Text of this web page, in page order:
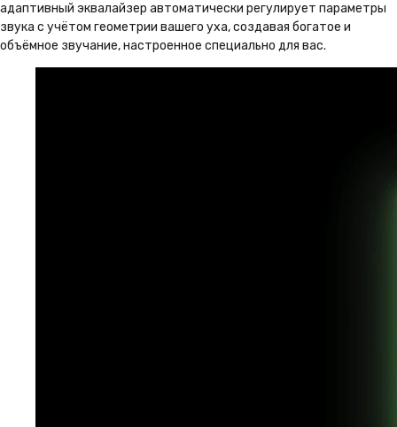
адаптивный эквалайзер автоматически регулирует параметры
звука с учётом геометрии вашего уха, создавая богатое и
объёмное звучание, настроенное специально для вас.